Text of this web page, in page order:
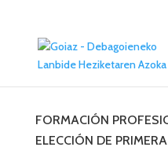
FORMACIÓN
ELECCIÓN DE PRIMERA